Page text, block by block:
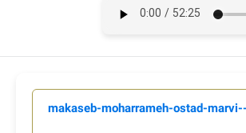
321-makaseb-moharrameh-ostad-marvi-